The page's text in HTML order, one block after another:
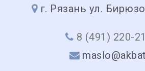
г. Рязань ул.
8 (491) 220-